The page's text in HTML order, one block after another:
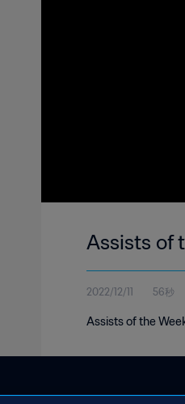
Assists of
2022/12/11 56秒
Assists of the